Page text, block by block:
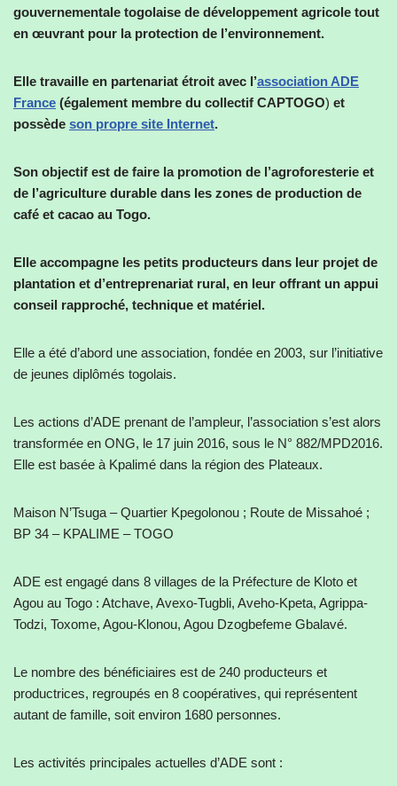
gouvernementale togolaise de développement agricole tout
en œuvrant pour la protection de l’environnement.
Elle travaille en partenariat étroit avec l’association ADE
France (également membre du collectif CAPTOGO) et
possède son propre site Internet.
Son objectif est de faire la promotion de l’agroforesterie et
de l’agriculture durable dans les zones de production de
café et cacao au Togo.
Elle accompagne les petits producteurs dans leur projet de
plantation et d’entreprenariat rural, en leur offrant un appui
conseil rapproché, technique et matériel.
Elle a été d’abord une association, fondée en 2003, sur l’initiative
de jeunes diplômés togolais.
Les actions d’ADE prenant de l’ampleur, l’association s’est alors
transformée en ONG, le 17 juin 2016, sous le N° 882/MPD2016.
Elle est basée à Kpalimé dans la région des Plateaux.
Maison N’Tsuga – Quartier Kpegolonou ; Route de Missahoé ;
BP 34 – KPALIME – TOGO
ADE est engagé dans 8 villages de la Préfecture de Kloto et
Agou au Togo : Atchave, Avexo-Tugbli, Aveho-Kpeta, Agrippa-
Todzi, Toxome, Agou-Klonou, Agou Dzogbefeme Gbalavé.
Le nombre des bénéficiaires est de 240 producteurs et
productrices, regroupés en 8 coopératives, qui représentent
autant de famille, soit environ 1680 personnes.
Les activités principales actuelles d’ADE sont :